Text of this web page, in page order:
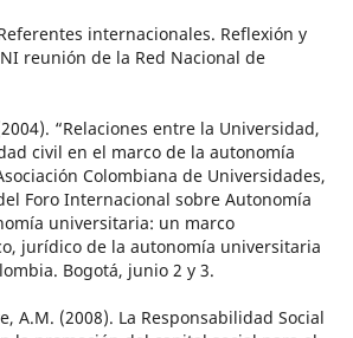
internacionales. Reflexión y
reunión de la Red Nacional de
“Relaciones entre la Universidad,
civil en el marco de la autonomía
Colombiana de Universidades,
Foro Internacional sobre Autonomía
universitaria: un marco
jurídico de la autonomía universitaria
Bogotá, junio 2 y 3.
A.M. (2008). La Responsabilidad Social